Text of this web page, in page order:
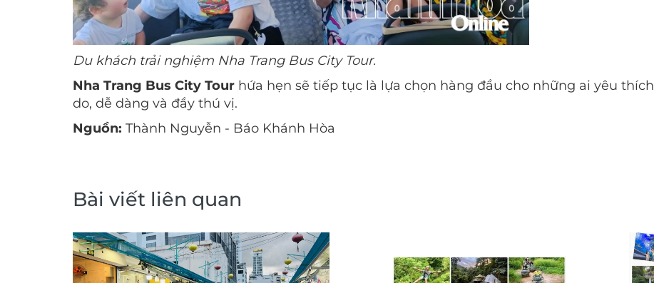
Du khách trải nghiệm Nha Trang Bus City Tour.
Nha Trang Bus City Tour hứa hẹn sẽ tiếp tục là lựa chọn hàng đầu cho những ai yêu thích
do, dễ dàng và đầy thú vị.
Nguồn: Thành Nguyễn - Báo Khánh Hòa
Bài viết liên quan